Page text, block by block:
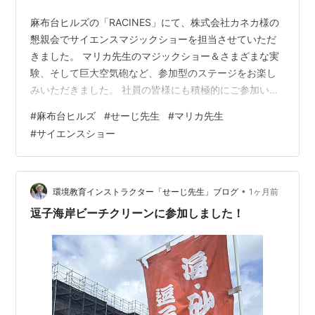
麻布台ヒルズの「RACINES」にて、株式会社カネカ様の
懇親会でサイエンスマジックショーを担当させていただ
きました。 マリカ先生のマジックショー＆さまざまな実
験、そして巨大空気砲など、参加型のステージをお楽し
みいただきました。 社員の皆様にも積極的にご参加いた
このたびは貴重な機会をいただき、誠にありがとうござ
いました。
#麻布台ヒルズ #せーじ先生 #マリカ先生
#サイエンスショー
環境教育インストラクター「せーじ先生」ブログ • 1ヶ月前
逗子海岸ビーチクリーンに参加しました！